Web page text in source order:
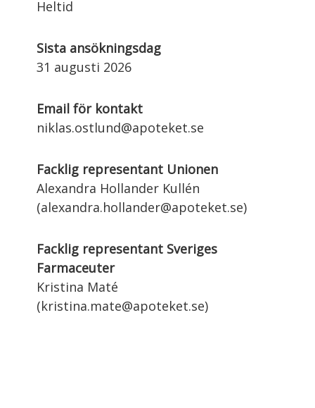
Heltid
Sista ansökningsdag
31 augusti 2026
Email för kontakt
niklas.ostlund@apoteket.se
Facklig representant Unionen
Alexandra Hollander Kullén
(alexandra.hollander@apoteket.se)
Facklig representant Sveriges
Farmaceuter
Kristina Maté
(kristina.mate@apoteket.se)